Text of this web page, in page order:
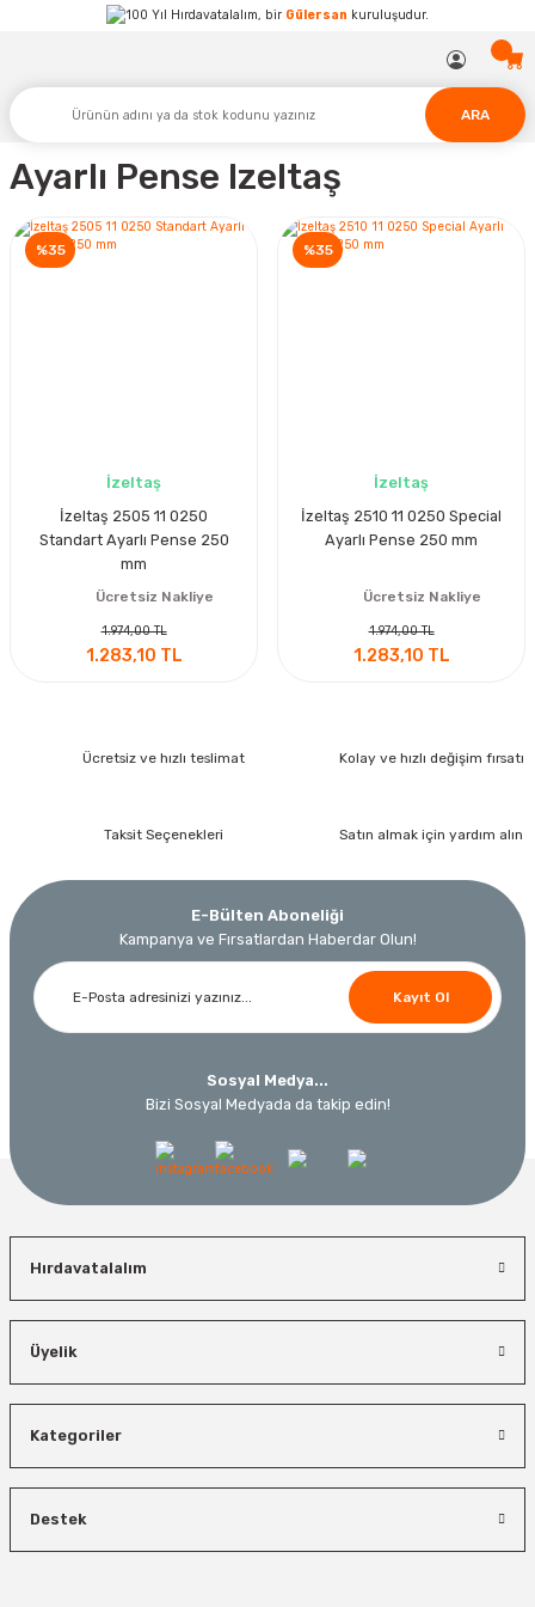
Hırdavatalalım, bir Gülersan kuruluşudur.
ARA
Ayarlı Pense Izeltaş
%35
İzeltaş
İzeltaş 2505 11 0250
Standart Ayarlı Pense 250
mm
Ücretsiz Nakliye
1.974,00 TL
1.283,10 TL
%35
İzeltaş
İzeltaş 2510 11 0250 Special
Ayarlı Pense 250 mm
Ücretsiz Nakliye
1.974,00 TL
1.283,10 TL
Ücretsiz ve hızlı teslimat Kolay ve hızlı değişim fırsatı
Taksit Seçenekleri Satın almak için yardım alın
E-Bülten Aboneliği
Kampanya ve Fırsatlardan Haberdar Olun!
Kayıt Ol
Sosyal Medya...
Bizi Sosyal Medyada da takip edin!
Hırdavatalalım
Üyelik
Kategoriler
Destek